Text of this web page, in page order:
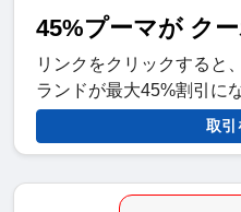
45%プーマが ク
リンクをクリックすると
ランドが最大45%割引に
取引